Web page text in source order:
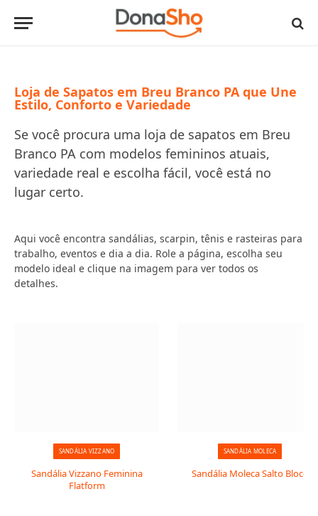
Loja de Sapatos em Breu Branco PA que Une
Estilo, Conforto e Variedade
Se você procura uma loja de sapatos em Breu
Branco PA com modelos femininos atuais,
variedade real e escolha fácil, você está no
lugar certo.
Aqui você encontra sandálias, scarpin, tênis e rasteiras para
trabalho, eventos e dia a dia. Role a página, escolha seu
modelo ideal e clique na imagem para ver todos os
detalhes.
SANDÁLIA VIZZANO
Sandália Vizzano Feminina
Flatform
SANDÁLIA MOLECA
Sandália Moleca Salto Bloco